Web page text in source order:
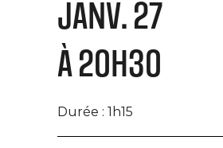
JANV. 27
À 20H30
Durée : 1h15